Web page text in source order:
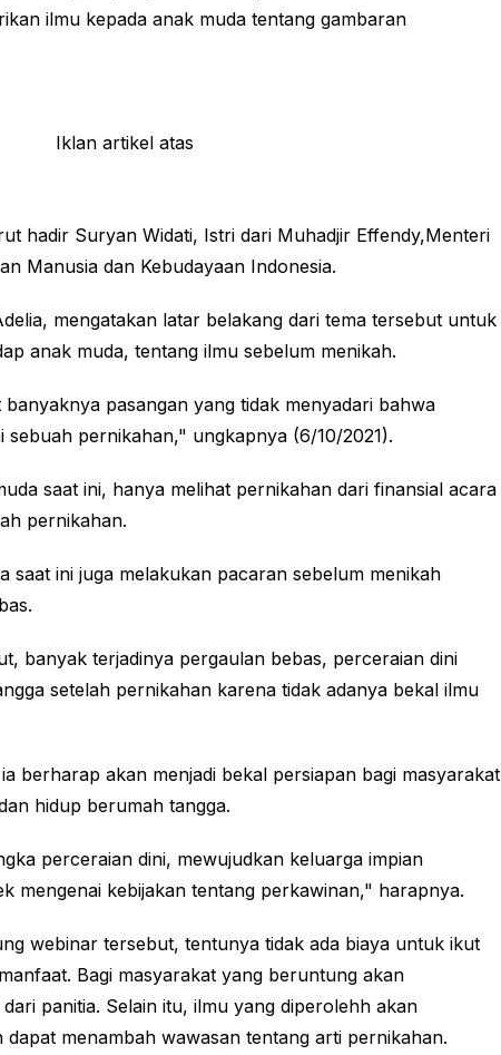
ilmu kepada anak muda tentang gambaran
hadir Suryan Widati, Istri dari Muhadjir Effendy,Menteri
Manusia dan Kebudayaan Indonesia.
mengatakan latar belakang dari tema tersebut untuk
anak muda, tentang ilmu sebelum menikah.
pasangan yang tidak menyadari bahwa
sebuah pernikahan," ungkapnya (6/10/2021).
saat ini, hanya melihat pernikahan dari finansial acara
pernikahan.
saat ini juga melakukan pacaran sebelum menikah
banyak terjadinya pergaulan bebas, perceraian dini
setelah pernikahan karena tidak adanya bekal ilmu
berharap akan menjadi bekal persiapan bagi masyarakat
hidup berumah tangga.
perceraian dini, mewujudkan keluarga impian
mengenai kebijakan tentang perkawinan," harapnya.
webinar tersebut, tentunya tidak ada biaya untuk ikut
Bagi masyarakat yang beruntung akan
panitia. Selain itu, ilmu yang diperolehh akan
menambah wawasan tentang arti pernikahan.